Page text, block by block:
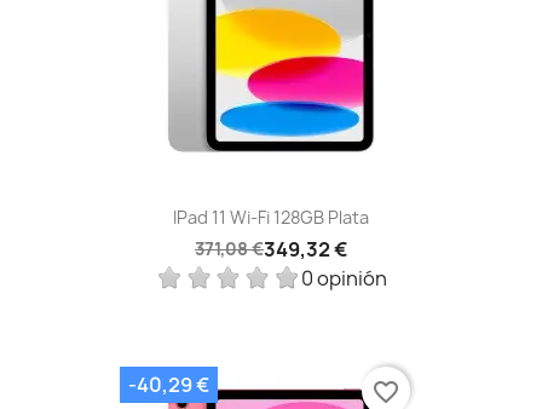
IPad 11 Wi-Fi 128GB Plata
371,08 €349,32 €
0 opinión
-40,29 €
favorite_border